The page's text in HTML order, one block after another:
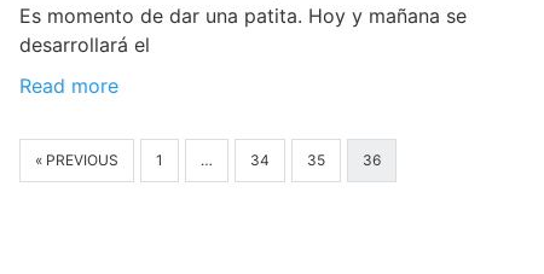
Es momento de dar una patita. Hoy y mañana se
desarrollará el
Read more
« PREVIOUS 1 … 34 35 36